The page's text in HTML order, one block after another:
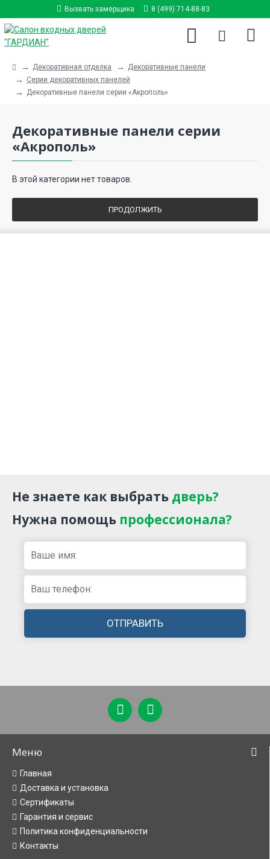
Вызвать замерщика 8 (499) 714-88-83
Декоративная отделка
Декоративные панели
Серии декоративных панелей
Декоративные панели серии «Акрополь»
Декоративные панели серии
«Акрополь»
В этой категории нет товаров.
ПРОДОЛЖИТЬ
Не знаете как выбрать дверь?
Нужна помощь профессионала?
Меню
Главная
Доставка и установка
Сертификаты
Гарантия и сервис
Политика конфиденциальности
Контакты